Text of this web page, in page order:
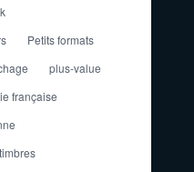
Petits formats
plus-value
française